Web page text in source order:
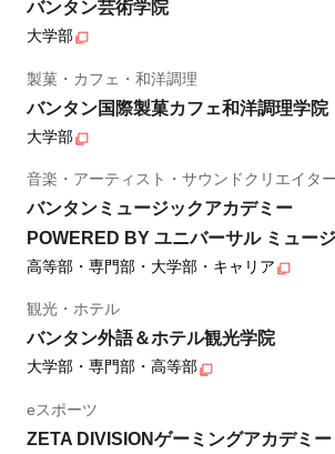
バンタン芸術学院
大学部
製菓・カフェ・和洋調理
バンタン国際製菓カフェ和洋調理学院
大学部
音楽・アーティスト・サウンドクリエイター
バンタンミュージックアカデミー
POWERED BY ユニバーサル ミュー
高等部・専門部・大学部・キャリア
観光・ホテル
バンタン外語＆ホテル観光学院
大学部・専門部・高等部
eスポーツ
ZETA DIVISIONゲーミングアカデミー